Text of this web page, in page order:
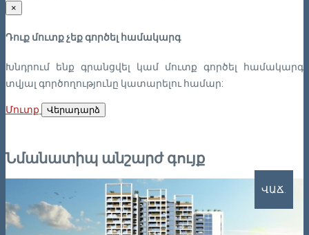
×
Դուք մուտք չեք գործել համակարգ
Խնդրում ենք գրանցվել կամ մուտք գործել համակարգ
տվյալ գործողությունը կատարելու համար:
Մուտք Վերադարձ
Նմանատիպ անշարժ գույք
ՎԱՃ.